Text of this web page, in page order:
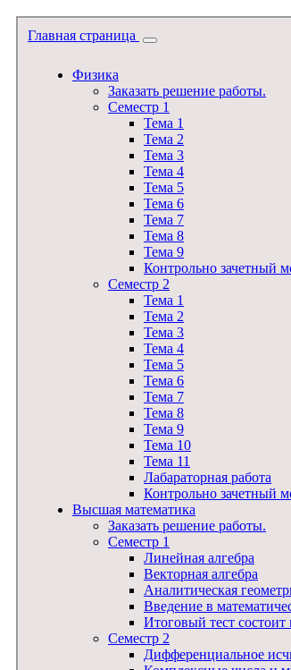
Главная страница
Физика
Заказать решение работы.
Семестр 1
Тема 1
Тема 2
Тема 3
Тема 4
Тема 5
Тема 6
Тема 7
Тема 8
Тема 9
Контрольно зачетный
Семестр 2
Тема 1
Тема 2
Тема 3
Тема 4
Тема 5
Тема 6
Тема 7
Тема 8
Тема 9
Тема 10
Тема 11
Лабараторная работа
Контрольно зачетный
Высшая математика
Заказать решение работы.
Семестр 1
Линейная алгебра
Векторная алгебра
Аналитическая
Введение в
Итоговый тест
Семестр 2
Дифференциальное